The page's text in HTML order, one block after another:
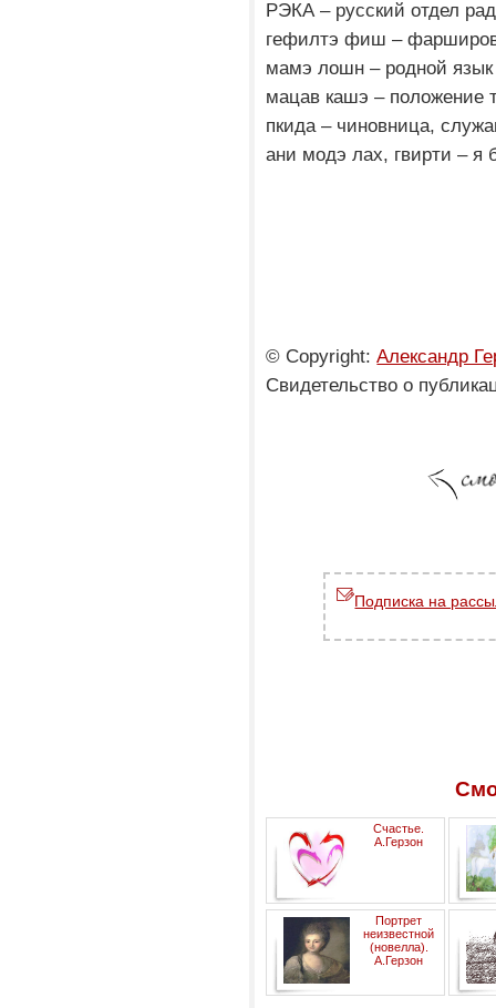
РЭКА – русский отдел
гефилтэ фиш –
мамэ лошн – родной
мацав кашэ – положение
пкида – чиновница,
ани модэ лах, гвирти – я
© Copyright:Александр
Свидетельство о
Подписка на
Счастье.
А.Герзон
Портрет
неизвестной
(новелла).
А.Герзон